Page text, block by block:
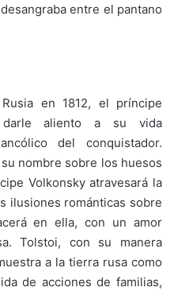
entre el pantano
en 1812, el príncipe
darle aliento a su vida
del conquistador.
nombre sobre los huesos
Volkonsky atravesará la
ilusiones románticas sobre
en ella, con un amor
Tolstoi, con su manera
a la tierra rusa como
de acciones de familias,